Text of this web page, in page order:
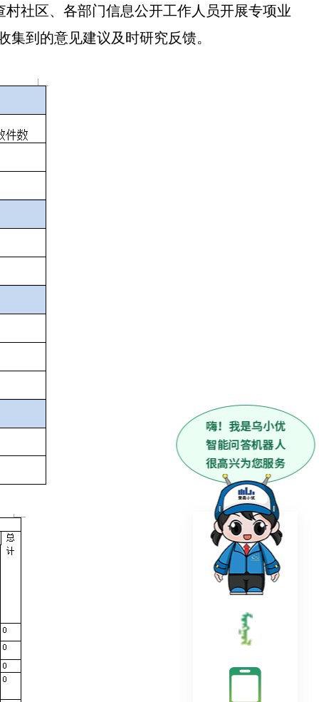
社区、各部门信息公开工作人员开展专项业
到的意见建议及时研究反馈。